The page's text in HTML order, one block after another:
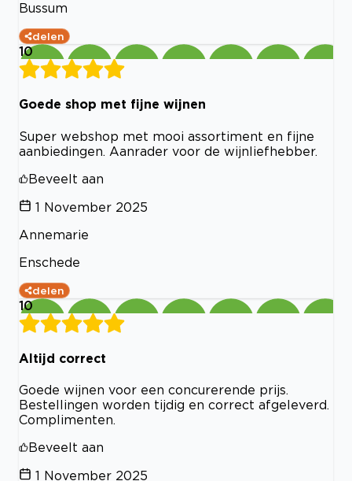
Bussum
delen
10
Goede shop met fijne wijnen
Super webshop met mooi assortiment en fijne
aanbiedingen. Aanrader voor de wijnliefhebber.
Beveelt aan
1 November 2025
Annemarie
Enschede
delen
10
Altijd correct
Goede wijnen voor een concurerende prijs.
Bestellingen worden tijdig en correct afgeleverd.
Complimenten.
Beveelt aan
1 November 2025